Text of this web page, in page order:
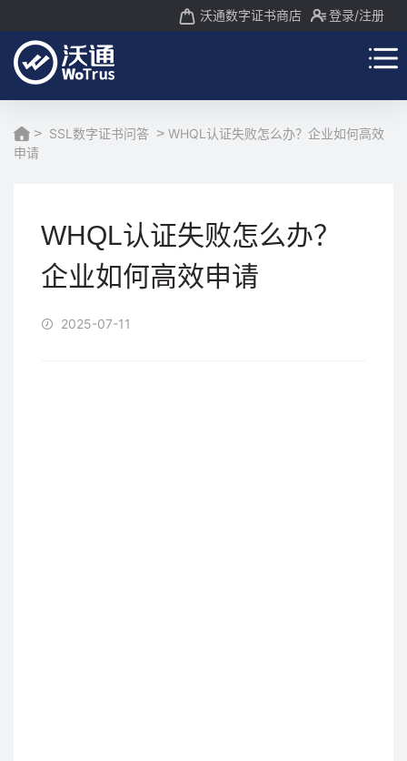
沃通数字证书商店 登录/注册
> SSL数字证书问答 > WHQL认证失败怎么办？企业如何高效
申请
WHQL认证失败怎么办？
企业如何高效申请
2025-07-11